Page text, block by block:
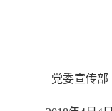
党委宣传部